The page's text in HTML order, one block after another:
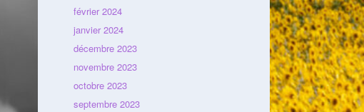
février 2024
janvier 2024
décembre 2023
novembre 2023
octobre 2023
septembre 2023